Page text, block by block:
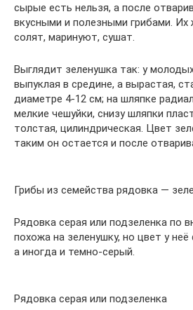
сырые есть нельзя, а после
вкусными и полезными грибами. Их
солят, маринуют, сушат.
Выглядит зеленушка так: у
выпуклая в средине, а вырастая,
диаметре 4-12 см; на шляпке
мелкие чешуйки, снизу шляпки
толстая, цилиндрическая. Цвет
таким он остается и после
Грибы из семейства рядовка —
Рядовка серая или подзеленка по
похожа на зеленушку, но цвет у
а иногда и темно-серый.
Рядовка серая или подзеленка